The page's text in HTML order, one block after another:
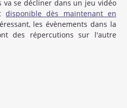
va se décliner dans un jeu vidéo
disponible dès maintenant en
les évènements dans la
des répercutions sur l'autre